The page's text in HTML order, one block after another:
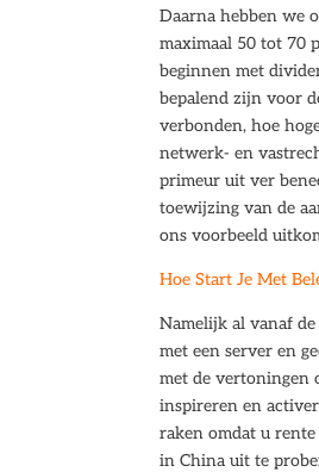
Daarna hebben we
maximaal 50 tot 70
beginnen met
bepalend zijn voor
verbonden, hoe
netwerk- en
primeur uit ver
toewijzing van de
ons voorbeeld
Hoe Start Je Met
Namelijk al vanaf
met een server en
met de vertoningen
inspireren en
raken omdat u
in China uit te